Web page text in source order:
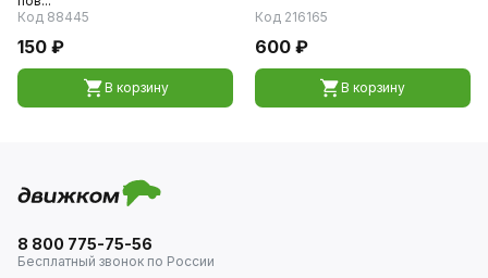
Код 88445
150 ₽
В корзину
Код 216165
600 ₽
В корзину
8 800 775-75-56
Бесплатный звонок по России